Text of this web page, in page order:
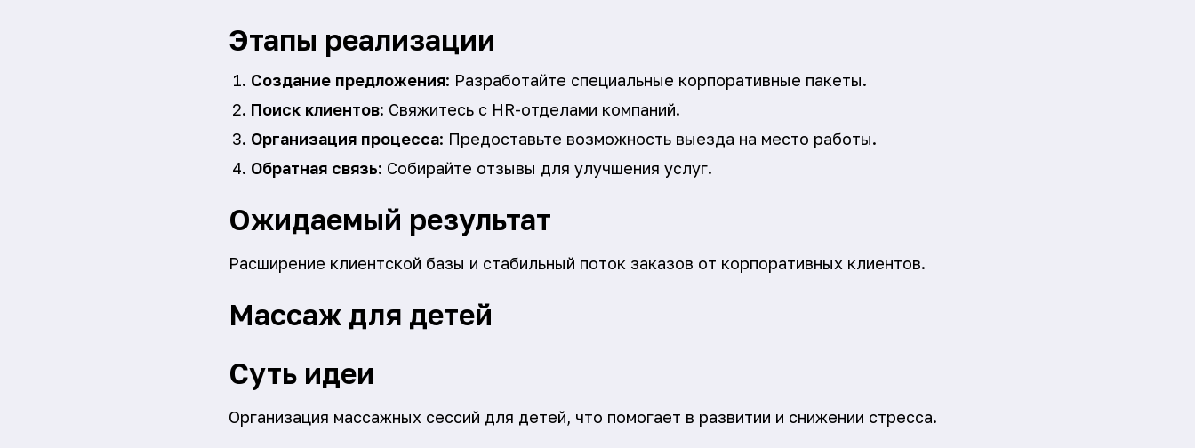
Этапы реализации
Создание предложения: Разработайте специальные корпоративные пакеты.
Поиск клиентов: Свяжитесь с HR-отделами компаний.
Организация процесса: Предоставьте возможность выезда на место работы.
Обратная связь: Собирайте отзывы для улучшения услуг.
Ожидаемый результат
Расширение клиентской базы и стабильный поток заказов от корпоративных клиентов.
Массаж для детей
Суть идеи
Организация массажных сессий для детей, что помогает в развитии и снижении стресса.